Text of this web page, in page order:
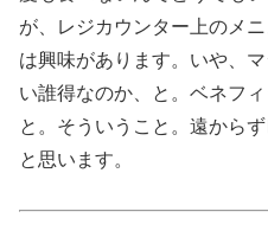
が、レジカウンター上のメ
は興味があります。いや、
い誰得なのか、と。ベネフ
と。そういうこと。遠から
と思います。